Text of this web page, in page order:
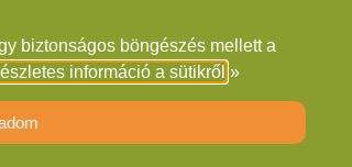
biztonságos böngészés mellett a
információ a sütikről »